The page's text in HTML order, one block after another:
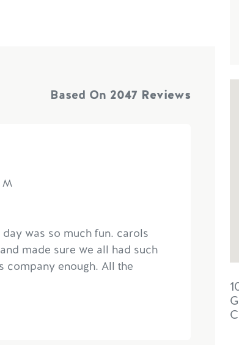
Based On 2047 Reviews
M
was so much fun. carols
made sure we all had such
company enough. All the